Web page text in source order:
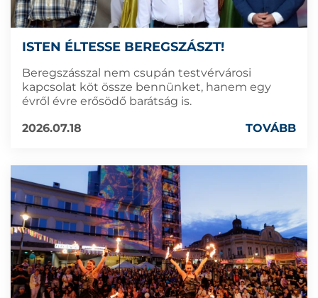
ISTEN ÉLTESSE BEREGSZÁSZT!
Beregszásszal nem csupán testvérvárosi
kapcsolat köt össze bennünket, hanem egy
évről évre erősödő barátság is.
2026.07.18
TOVÁBB